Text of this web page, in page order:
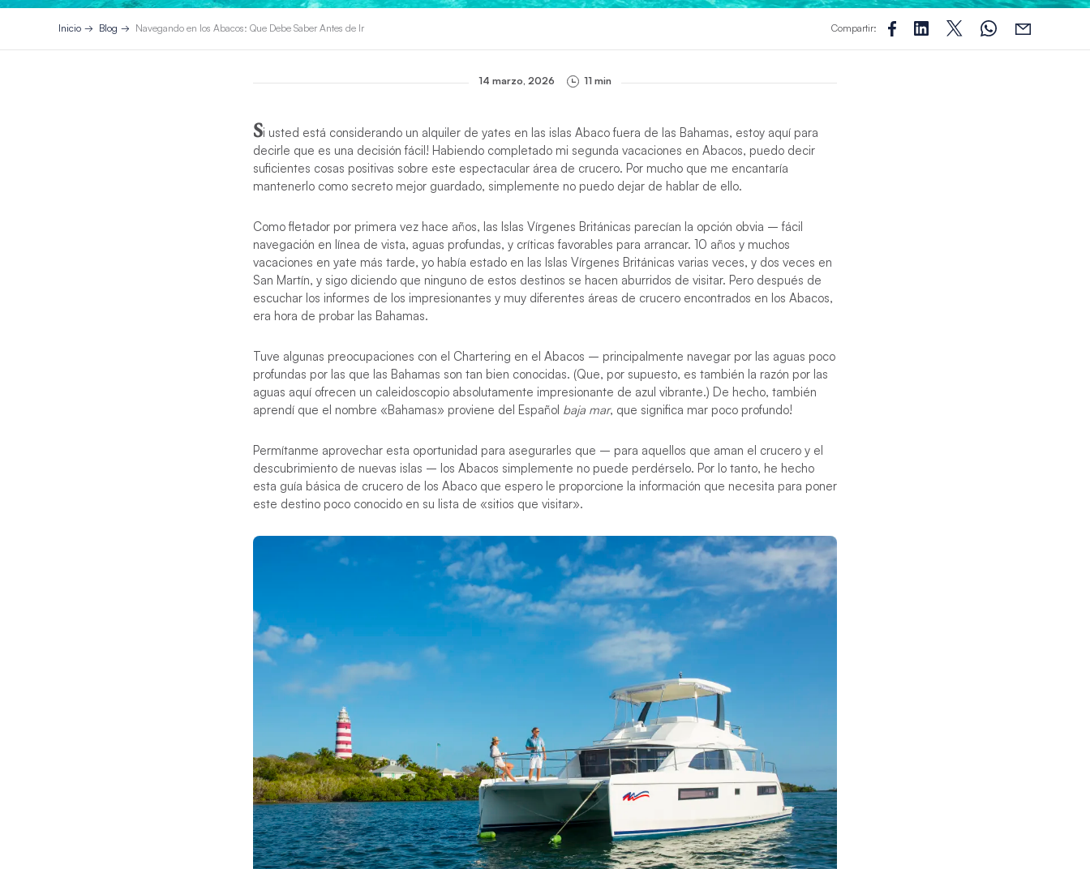
Inicio Blog Navegando en los Abacos: Que Debe Saber Antes de Ir Compartir:
14 marzo, 2026 11 min
Si usted está considerando un alquiler de yates en las islas Abaco fuera de las Bahamas, estoy aquí para
decirle que es una decisión fácil! Habiendo completado mi segunda vacaciones en Abacos, puedo decir
suficientes cosas positivas sobre este espectacular área de crucero. Por mucho que me encantaría
mantenerlo como secreto mejor guardado, simplemente no puedo dejar de hablar de ello.
Como fletador por primera vez hace años, las Islas Vírgenes Británicas parecían la opción obvia – fácil
navegación en línea de vista, aguas profundas, y críticas favorables para arrancar. 10 años y muchos
vacaciones en yate más tarde, yo había estado en las Islas Vírgenes Británicas varias veces, y dos veces en
San Martín, y sigo diciendo que ninguno de estos destinos se hacen aburridos de visitar. Pero después de
escuchar los informes de los impresionantes y muy diferentes áreas de crucero encontrados en los Abacos,
era hora de probar las Bahamas.
Tuve algunas preocupaciones con el Chartering en el Abacos – principalmente navegar por las aguas poco
profundas por las que las Bahamas son tan bien conocidas. (Que, por supuesto, es también la razón por las
aguas aquí ofrecen un caleidoscopio absolutamente impresionante de azul vibrante.) De hecho, también
aprendí que el nombre «Bahamas» proviene del Español baja mar, que significa mar poco profundo!
Permítanme aprovechar esta oportunidad para asegurarles que – para aquellos que aman el crucero y el
descubrimiento de nuevas islas – los Abacos simplemente no puede perdérselo. Por lo tanto, he hecho
esta guía básica de crucero de los Abaco que espero le proporcione la información que necesita para poner
este destino poco conocido en su lista de «sitios que visitar».